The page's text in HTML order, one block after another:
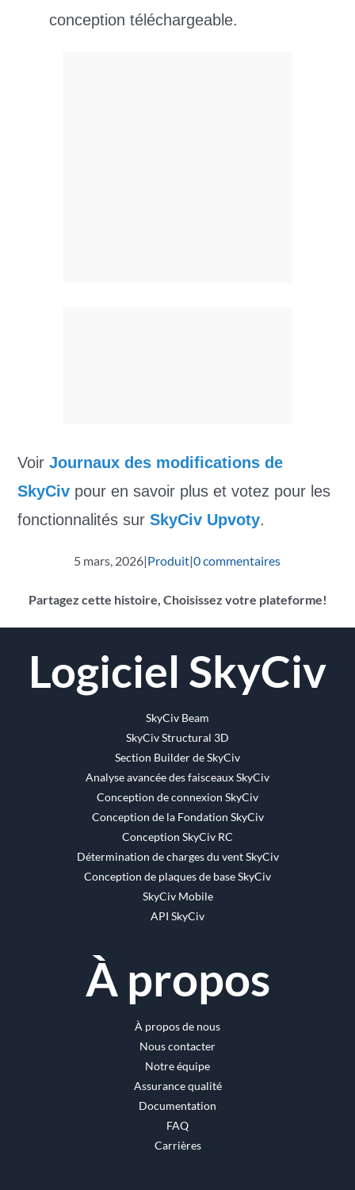
conception téléchargeable.
VoirJournaux des modifications de
SkyCiv pour en savoir plus et votez pour les
fonctionnalités surSkyCiv Upvoty.
5 mars, 2026|Produit|0 commentaires
Partagez cette histoire, Choisissez votre plateforme!
Logiciel SkyCiv
SkyCiv Beam
SkyCiv Structural 3D
Section Builder de SkyCiv
Analyse avancée des faisceaux SkyCiv
Conception de connexion SkyCiv
Conception de la Fondation SkyCiv
Conception SkyCiv RC
Détermination de charges du vent SkyCiv
Conception de plaques de base SkyCiv
SkyCiv Mobile
API SkyCiv
À propos
À propos de nous
Nous contacter
Notre équipe
Assurance qualité
Documentation
FAQ
Carrières